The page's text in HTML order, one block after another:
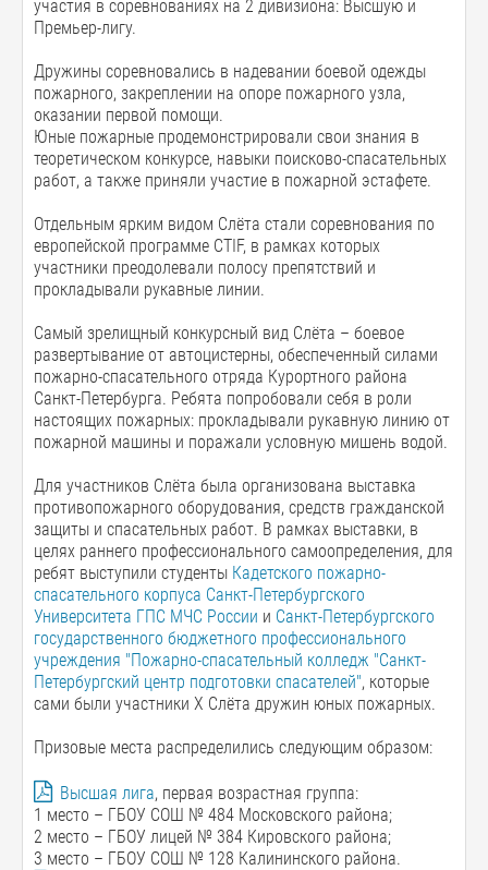
участия в соревнованиях на 2 дивизиона: Высшую и
Премьер-лигу.
Дружины соревновались в надевании боевой одежды
пожарного, закреплении на опоре пожарного узла,
оказании первой помощи.
Юные пожарные продемонстрировали свои знания в
теоретическом конкурсе, навыки поисково-спасательных
работ, а также приняли участие в пожарной эстафете.
Отдельным ярким видом Слёта стали соревнования по
европейской программе CTIF, в рамках которых
участники преодолевали полосу препятствий и
прокладывали рукавные линии.
Самый зрелищный конкурсный вид Слёта – боевое
развертывание от автоцистерны, обеспеченный силами
пожарно-спасательного отряда Курортного района
Санкт-Петербурга. Ребята попробовали себя в роли
настоящих пожарных: прокладывали рукавную линию от
пожарной машины и поражали условную мишень водой.
Для участников Слёта была организована выставка
противопожарного оборудования, средств гражданской
защиты и спасательных работ. В рамках выставки, в
целях раннего профессионального самоопределения, для
ребят выступили студенты Кадетского пожарно-
спасательного корпуса Санкт-Петербургского
Университета ГПС МЧС России и Санкт-Петербургского
государственного бюджетного профессионального
учреждения "Пожарно-спасательный колледж "Санкт-
Петербургский центр подготовки спасателей", которые
сами были участники X Слёта дружин юных пожарных.
Призовые места распределились следующим образом:
Высшая лига, первая возрастная группа:
1 место – ГБОУ СОШ № 484 Московского района;
2 место – ГБОУ лицей № 384 Кировского района;
3 место – ГБОУ СОШ № 128 Калининского района.